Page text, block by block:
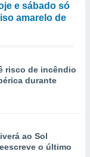
e sábado só
amarelo de
risco de incêndio
durante
ao Sol
o último